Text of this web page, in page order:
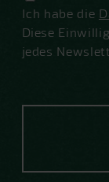
Ich habe die
Diese
jedes